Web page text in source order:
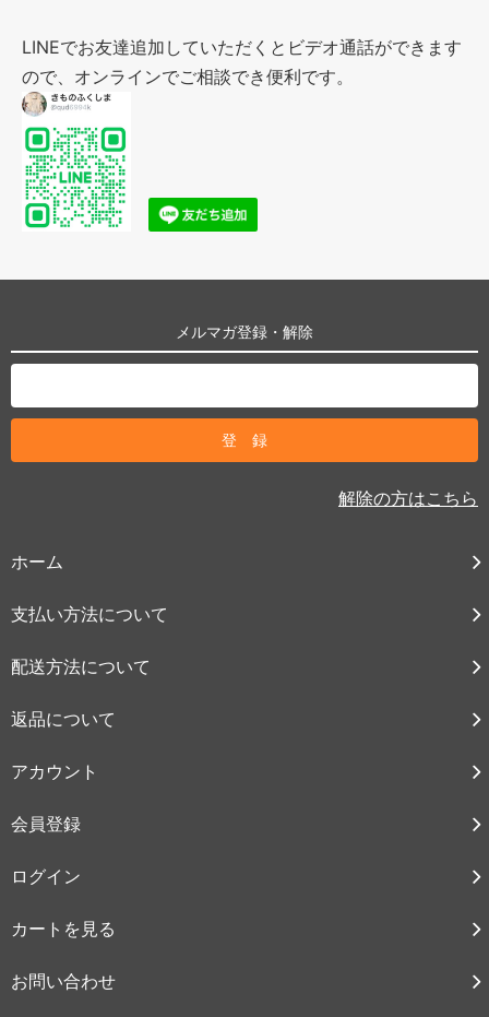
LINEでお友達追加していただくとビデオ通話ができます
ので、オンラインでご相談でき便利です。
メルマガ登録・解除
解除の方はこちら
ホーム
支払い方法について
配送方法について
返品について
アカウント
会員登録
ログイン
カートを見る
お問い合わせ